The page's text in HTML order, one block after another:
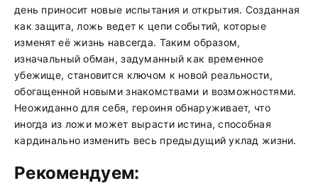
день приносит новые испытания и открытия. Созданная
как защита, ложь ведет к цепи событий, которые
изменят её жизнь навсегда. Таким образом,
изначальный обман, задуманный как временное
убежище, становится ключом к новой реальности,
обогащенной новыми знакомствами и возможностями.
Неожиданно для себя, героиня обнаруживает, что
иногда из ложи может вырасти истина, способная
кардинально изменить весь предыдущий уклад жизни.
Рекомендуем: